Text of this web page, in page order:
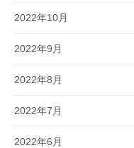
2022年10月
2022年9月
2022年8月
2022年7月
2022年6月